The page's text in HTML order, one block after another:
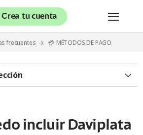
Crea tu cuenta
frecuentes 💳 MÉTODOS DE PAGO
incluir Daviplata